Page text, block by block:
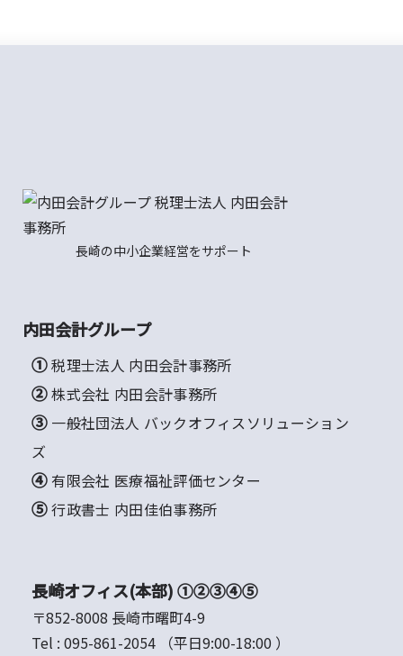
長崎の中小企業経営をサポート
内田会計グループ
① 税理士法人 内田会計事務所
② 株式会社 内田会計事務所
③ 一般社団法人 バックオフィスソリューション
ズ
④ 有限会社 医療福祉評価センター
⑤ 行政書士 内田佳伯事務所
長崎オフィス(本部) ①②③④⑤
〒852-8008 長崎市曙町4-9
Tel : 095-861-2054
（平日9:00-18:00 ）